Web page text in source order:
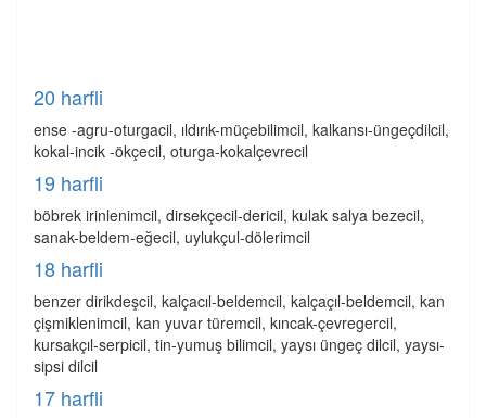
20 harfli
ense -agru-oturgacil, ıldırık-müçebilimcil, kalkansı-üngeçdilcil,
kokal-incik -ökçecil, oturga-kokalçevrecil
19 harfli
böbrek irinlenimcil, dirsekçecil-dericil, kulak salya bezecil,
sanak-beldem-eğecil, uylukçul-dölerimcil
18 harfli
benzer dirikdeşcil, kalçacıl-beldemcil, kalçaçıl-beldemcil, kan
çişmiklenimcil, kan yuvar türemcil, kıncak-çevregercil,
kursakçıl-serpicil, tin-yumuş bilimcil, yaysı üngeç dilcil, yaysı-
sipsi dilcil
17 harfli